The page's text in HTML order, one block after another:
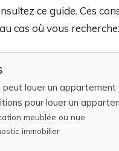
ce guide. Ces
cas où vous
peut louer un appartement
pour louer un
meublée ou nue
immobilier